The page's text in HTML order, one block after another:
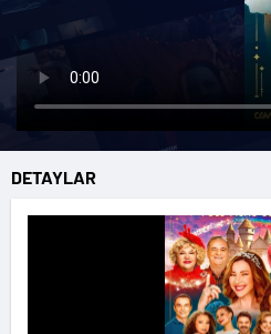
DETAYLAR